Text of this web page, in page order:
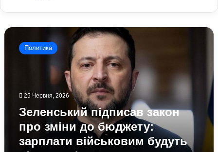
Зеленський
підписав
закон
бюджету:
військовим
будуть
підвищені
Политика
25 Червня, 2026
Зеленський підписав закон
про зміни до бюджету:
зарплати військовим будуть